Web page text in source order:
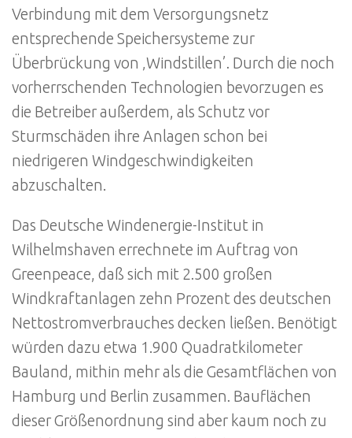
Verbindung mit dem Versorgungsnetz
entsprechende Speichersysteme zur
Überbrückung von ‚Windstillen’. Durch die noch
vorherrschenden Technologien bevorzugen es
die Betreiber außerdem, als Schutz vor
Sturmschäden ihre Anlagen schon bei
niedrigeren Windgeschwindigkeiten
abzuschalten.
Das Deutsche Windenergie-Institut in
Wilhelmshaven errechnete im Auftrag von
Greenpeace, daß sich mit 2.500 großen
Windkraftanlagen zehn Prozent des deutschen
Nettostromverbrauches decken ließen. Benötigt
würden dazu etwa 1.900 Quadratkilometer
Bauland, mithin mehr als die Gesamtflächen von
Hamburg und Berlin zusammen. Bauflächen
dieser Größenordnung sind aber kaum noch zu